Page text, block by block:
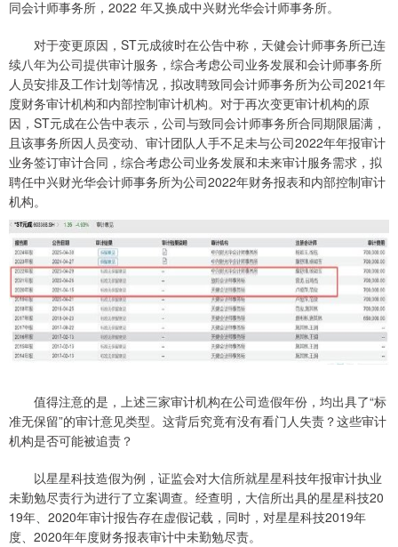
同会计师事务所，2022 年又换成中兴财光华会计师事务所。
对于变更原因，ST元成彼时在公告中称，天健会计师事务所已连
续八年为公司提供审计服务，综合考虑公司业务发展和会计师事务所
人员安排及工作计划等情况，拟改聘致同会计师事务所为公司2021年
度财务审计机构和内部控制审计机构。对于再次变更审计机构的原
因，ST元成在公告中表示，公司与致同会计师事务所合同期限届满，
且该事务所因人员变动、审计团队人手不足未与公司2022年年报审计
业务签订审计合同，综合考虑公司业务发展和未来审计服务需求，拟
聘任中兴财光华会计师事务所为公司2022年财务报表和内部控制审计
机构。
值得注意的是，上述三家审计机构在公司造假年份，均出具了“标
准无保留”的审计意见类型。这背后究竟有没有看门人失责？这些审计
机构是否可能被追责？
以星星科技造假为例，证监会对大信所就星星科技年报审计执业
未勤勉尽责行为进行了立案调查。经查明，大信所出具的星星科技20
19年、2020年审计报告存在虚假记载，同时，对星星科技2019年
度、2020年年度财务报表审计中未勤勉尽责。